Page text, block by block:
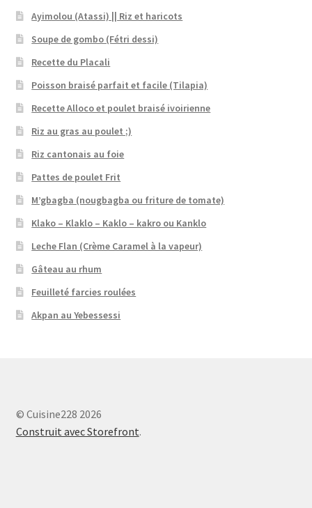
Ayimolou (Atassi) || Riz et haricots
Soupe de gombo (Fétri dessi)
Recette du Placali
Poisson braisé parfait et facile (Tilapia)
Recette Alloco et poulet braisé ivoirienne
Riz au gras au poulet ;)
Riz cantonais au foie
Pattes de poulet Frit
M’gbagba (nougbagba ou friture de tomate)
Klako – Klaklo – Kaklo – kakro ou Kanklo
Leche Flan (Crème Caramel à la vapeur)
Gâteau au rhum
Feuilleté farcies roulées
Akpan au Yebessessi
© Cuisine228 2026
Construit avec Storefront.